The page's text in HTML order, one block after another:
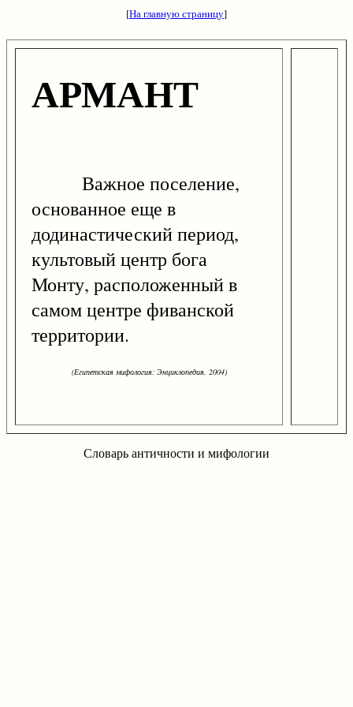
[На главную страницу]
АРМАНТ
Важное поселение,
основанное еще в
додинастический период,
культовый центр бога
Монту, расположенный в
самом центре фиванской
территории.
(Египетская мифология: Энциклопедия. 2004)
Словарь античности и мифологии